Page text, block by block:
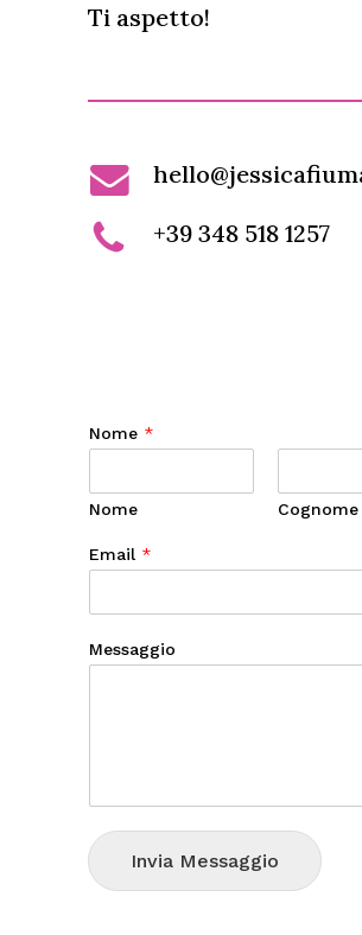
Ti aspetto!
+39 348 518 1257
Nome *
Nome Cognome
Email *
Messaggio
Invia Messaggio